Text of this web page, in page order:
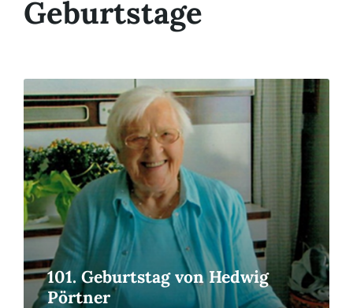
Geburtstage
101. Geburtstag von Hedwig
Pörtner
Read
More